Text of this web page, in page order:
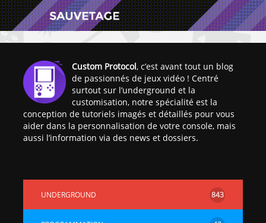
Custom Protocol, c’est avant tout un blog
de passionnés de jeux vidéo ! Centré
surtout sur l’underground et la
customisation, notre spécialité est la
conception de tutoriels imagés et détaillés pour vous
aider dans la personnalisation de votre console, mais
aussi l’information via des news et dossiers.
UNDERGROUND 843